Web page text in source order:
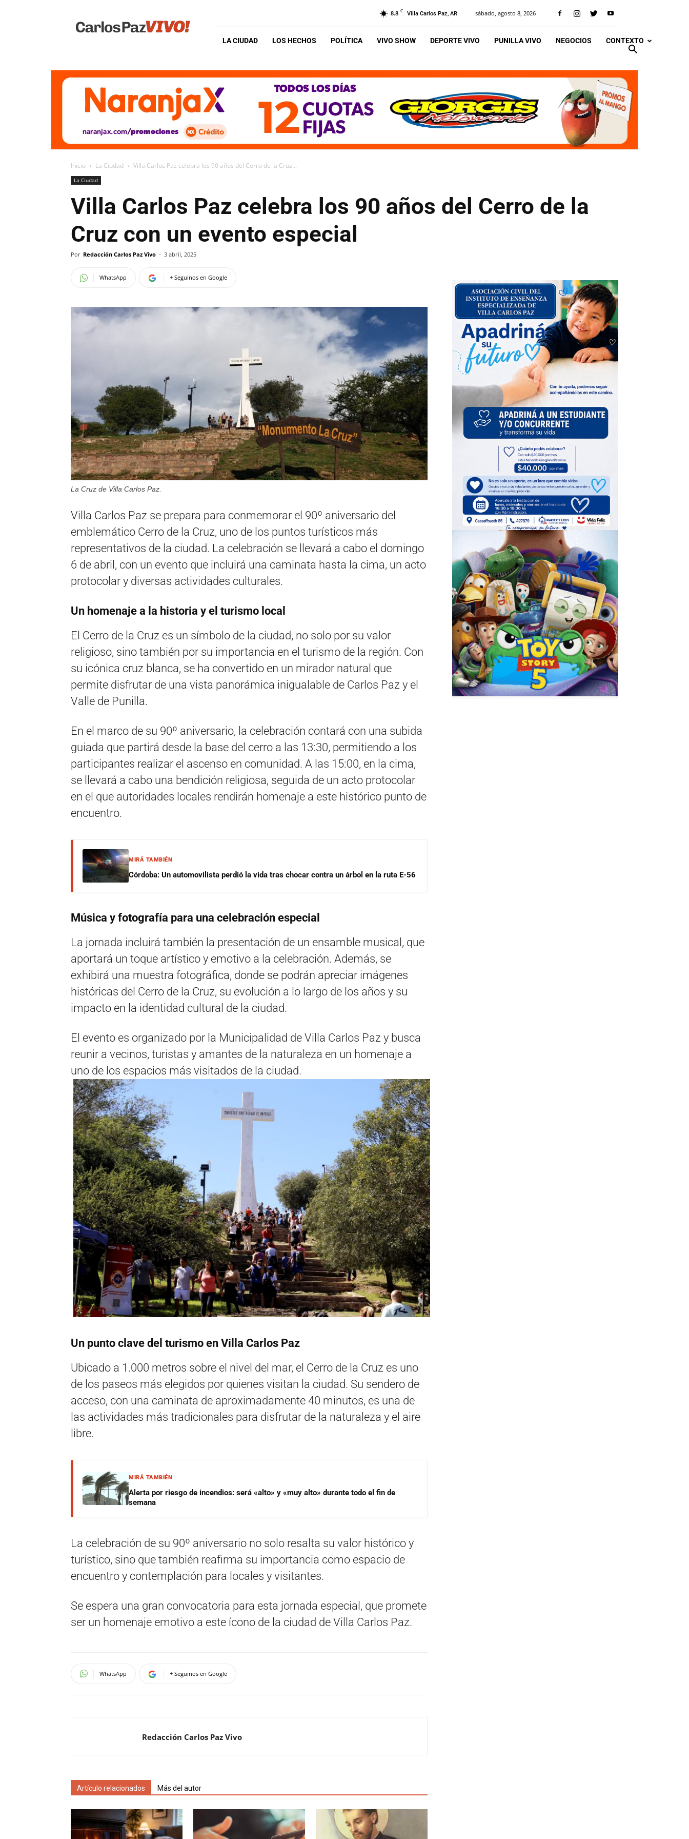
Vivo
8.8 C Villa Carlos Paz, AR sábado, agosto 8, 2026
LA CIUDAD LOS HECHOS POLÍTICA VIVO SHOW DEPORTE VIVO PUNILLA VIVO NEGOCIOS CONTEXTO
Inicio La Ciudad Villa Carlos Paz celebra los 90 años del Cerro de la Cruz...
La Ciudad
Villa Carlos Paz celebra los 90 años del Cerro de la
Cruz con un evento especial
Por Redacción Carlos Paz Vivo - 3 abril, 2025
WhatsApp + Seguinos en Google
La Cruz de Villa Carlos Paz.
Villa Carlos Paz se prepara para conmemorar el 90º aniversario del
emblemático Cerro de la Cruz, uno de los puntos turísticos más
representativos de la ciudad. La celebración se llevará a cabo el domingo
6 de abril, con un evento que incluirá una caminata hasta la cima, un acto
protocolar y diversas actividades culturales.
Un homenaje a la historia y el turismo local
El Cerro de la Cruz es un símbolo de la ciudad, no solo por su valor
religioso, sino también por su importancia en el turismo de la región. Con
su icónica cruz blanca, se ha convertido en un mirador natural que
permite disfrutar de una vista panorámica inigualable de Carlos Paz y el
Valle de Punilla.
En el marco de su 90º aniversario, la celebración contará con una subida
guiada que partirá desde la base del cerro a las 13:30, permitiendo a los
participantes realizar el ascenso en comunidad. A las 15:00, en la cima,
se llevará a cabo una bendición religiosa, seguida de un acto protocolar
en el que autoridades locales rendirán homenaje a este histórico punto de
encuentro.
MIRÁ TAMBIÉN
Córdoba: Un automovilista perdió la vida tras chocar contra un árbol en la ruta E-56
Música y fotografía para una celebración especial
La jornada incluirá también la presentación de un ensamble musical, que
aportará un toque artístico y emotivo a la celebración. Además, se
exhibirá una muestra fotográfica, donde se podrán apreciar imágenes
históricas del Cerro de la Cruz, su evolución a lo largo de los años y su
impacto en la identidad cultural de la ciudad.
El evento es organizado por la Municipalidad de Villa Carlos Paz y busca
reunir a vecinos, turistas y amantes de la naturaleza en un homenaje a
uno de los espacios más visitados de la ciudad.
Un punto clave del turismo en Villa Carlos Paz
Ubicado a 1.000 metros sobre el nivel del mar, el Cerro de la Cruz es uno
de los paseos más elegidos por quienes visitan la ciudad. Su sendero de
acceso, con una caminata de aproximadamente 40 minutos, es una de
las actividades más tradicionales para disfrutar de la naturaleza y el aire
libre.
MIRÁ TAMBIÉN
Alerta por riesgo de incendios: será «alto» y «muy alto» durante todo el fin de
semana
La celebración de su 90º aniversario no solo resalta su valor histórico y
turístico, sino que también reafirma su importancia como espacio de
encuentro y contemplación para locales y visitantes.
Se espera una gran convocatoria para esta jornada especial, que promete
ser un homenaje emotivo a este ícono de la ciudad de Villa Carlos Paz.
WhatsApp + Seguinos en Google
Redacción Carlos Paz Vivo
Artículo relacionados Más del autor